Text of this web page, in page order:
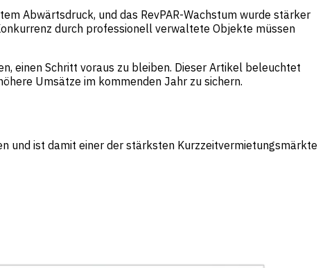
Abwärtsdruck, und das RevPAR-Wachstum wurde stärker
durch professionell verwaltete Objekte müssen
einen Schritt voraus zu bleiben. Dieser Artikel beleuchtet
Umsätze im kommenden Jahr zu sichern.
und ist damit einer der stärksten Kurzzeitvermietungsmärkte